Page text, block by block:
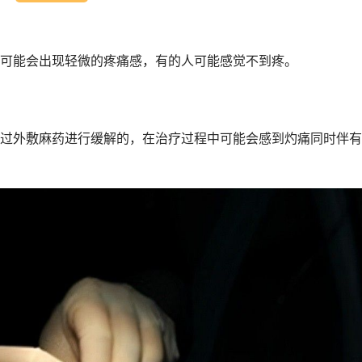
会出现轻微的疼痛感，有的人可能感觉不到疼。
外敷麻药进行缓解的，在治疗过程中可能会感到灼痛同时伴